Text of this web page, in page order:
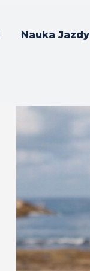
Nauka Jazdy